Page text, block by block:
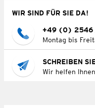
WIR SIND FÜR SIE DA!
+49 (0) 2546
Montag bis
SCHREIBEN
Wir helfen